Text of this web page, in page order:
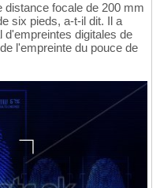
distance focale de 200 mm
six pieds, a-t-il dit. Il a
d'empreintes digitales de
l'empreinte du pouce de